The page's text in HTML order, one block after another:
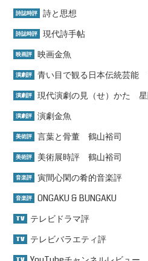
詩誌時評 詩と思想
詩誌時評 現代詩手帖
映画評 映画金魚
演劇評 青い目で観る日本伝統芸能
演劇評 現代演劇の見（せ）かた
演劇評 演劇金魚
美術評 言葉と骨董 鶴山裕司
美術評 美術展時評 鶴山裕司
音楽評 寅間心閑の肴的音楽評
音楽評 ONGAKU & BUNGAKU
TV テレビドラマ評
TV テレビバラエティ評